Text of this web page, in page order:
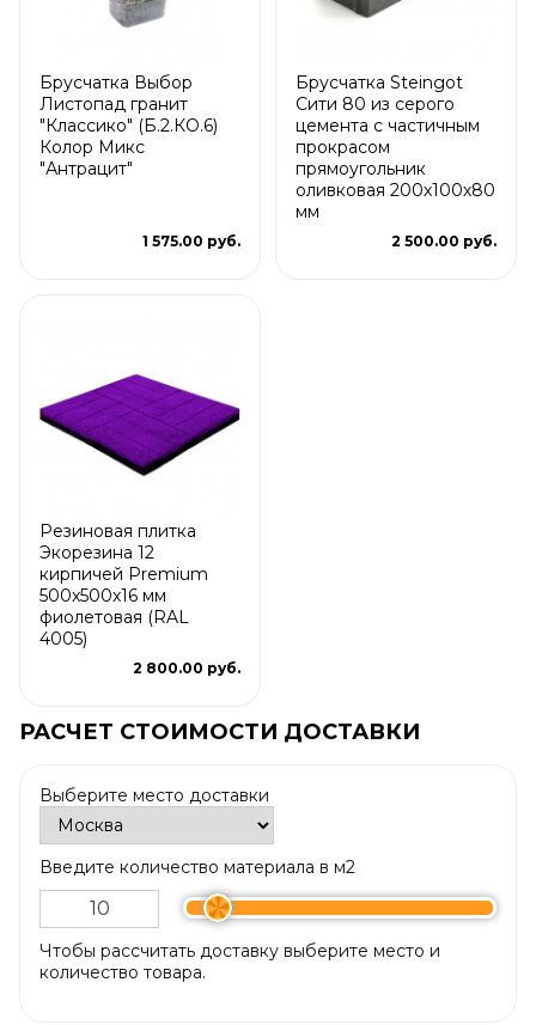
Брусчатка Выбор
Листопад гранит
"Классико" (Б.2.КО.6)
Колор Микс
"Антрацит"
1 575.00 руб.
Брусчатка Steingot
Сити 80 из серого
цемента с частичным
прокрасом
прямоугольник
оливковая 200х100х80
мм
2 500.00 руб.
Резиновая плитка
Экорезина 12
кирпичей Premium
500x500x16 мм
фиолетовая (RAL
4005)
2 800.00 руб.
РАСЧЕТ СТОИМОСТИ ДОСТАВКИ
Выберите место доставки
Введите количество материала в м2
Чтобы рассчитать доставку выберите место и
количество товара.